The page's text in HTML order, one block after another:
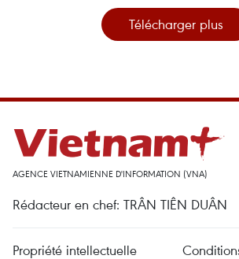
Télécharger plus
AGENCE VIETNAMIENNE D'INFORMATION (VNA)
Rédacteur en chef: TRÂN TIÊN DUÂN
Propriété intellectuelle